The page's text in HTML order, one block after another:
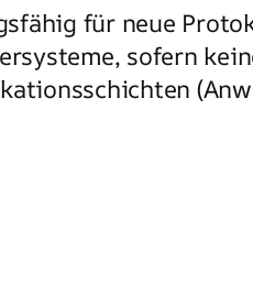
für neue
sofern